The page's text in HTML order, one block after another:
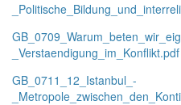
_Verstaendigung_im_Konflikt.pdf
GB_0711_12_Istanbul_-